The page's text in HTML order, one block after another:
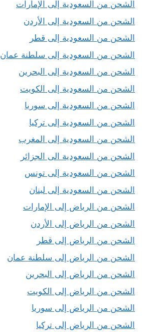
الشحن من السعودية إلى الإمارات
الشحن من السعودية إلى الأردن
الشحن من السعودية إلى قطر
الشحن من السعودية إلى سلطنة عمان
الشحن من السعودية إلى البحرين
الشحن من السعودية إلى الكويت
الشحن من السعودية إلى سوريا
الشحن من السعودية إلى تركيا
الشحن من السعودية إلى المغرب
الشحن من السعودية الى الجزائر
الشحن من السعودية إلى تونس
الشحن من السعودية إلى لبنان
الشحن من الرياض إلى الإمارات
الشحن من الرياض إلى الأردن
الشحن من الرياض إلى قطر
الشحن من الرياض إلى سلطنة عمان
الشحن من الرياض إلى البحرين
الشحن من الرياض إلى الكويت
الشحن من الرياض إلى سوريا
الشحن من الرياض إلى تركيا